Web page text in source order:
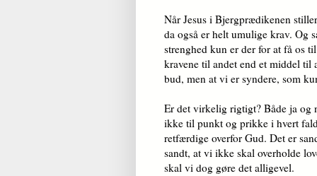
Når Jesus i Bjergprædikenen
da også er helt umulige krav. Og
strenghed kun er der for at få os
kravene til andet end et middel til
bud, men at vi er syndere, som
Er det virkelig rigtigt? Både ja og
ikke til punkt og prikke i hvert
retfærdige overfor Gud. Det er
sandt, at vi ikke skal overholde
skal vi dog gøre det alligevel.